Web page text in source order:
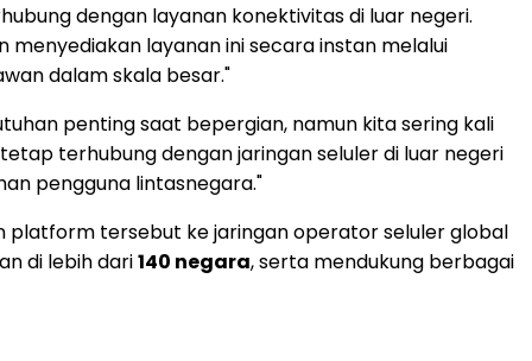
dengan layanan konektivitas di luar negeri.
menyediakan layanan ini secara instan melalui
dalam skala besar."
penting saat bepergian, namun kita sering kali
terhubung dengan jaringan seluler di luar negeri
pengguna lintasnegara."
platform tersebut ke jaringan operator seluler global
di lebih dari140 negara, serta mendukung berbagai